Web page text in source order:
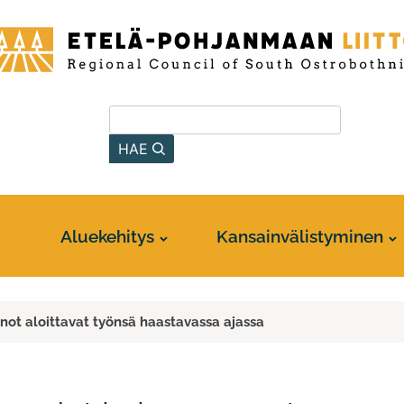
HAE
Aluekehitys Kansainvälistyminen
aloittavat työnsä haastavassa ajassa